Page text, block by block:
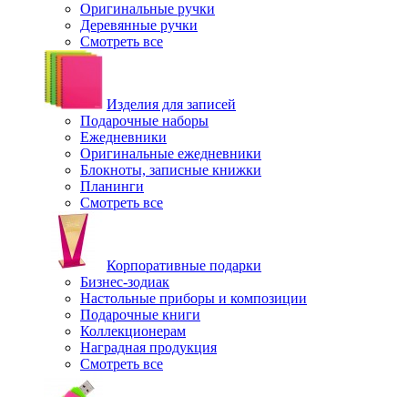
Оригинальные ручки
Деревянные ручки
Смотреть все
Изделия для записей
Подарочные наборы
Ежедневники
Оригинальные ежедневники
Блокноты, записные книжки
Планинги
Смотреть все
Корпоративные подарки
Бизнес-зодиак
Настольные приборы и композиции
Подарочные книги
Коллекционерам
Наградная продукция
Смотреть все